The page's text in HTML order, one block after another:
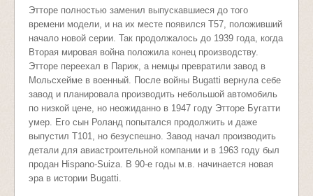
Этторе полностью заменил выпускавшиеся до того
времени модели, и на их месте появился Т57, положивший
начало новой серии. Так продолжалось до 1939 года, когда
Вторая мировая война положила конец производству.
Этторе переехал в Париж, а немцы превратили завод в
Мольсхейме в военный. После войны Bugatti вернула себе
завод и планировала производить небольшой автомобиль
по низкой цене, но неожиданно в 1947 году Этторе Бугатти
умер. Его сын Роланд попытался продолжить и даже
выпустил T101, но безуспешно. Завод начал производить
детали для авиастроительной компании и в 1963 году был
продан Hispano-Suiza. В 90-е годы м.в. начинается новая
эра в истории Bugatti.